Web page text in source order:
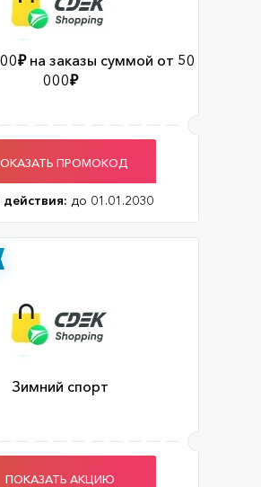
на заказы суммой от 50
000₽
ПРОМОКОД
до 01.01.2030
Зимний спорт
ПОКАЗАТЬ АКЦИЮ